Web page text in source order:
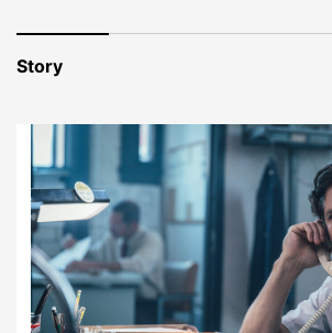
Story